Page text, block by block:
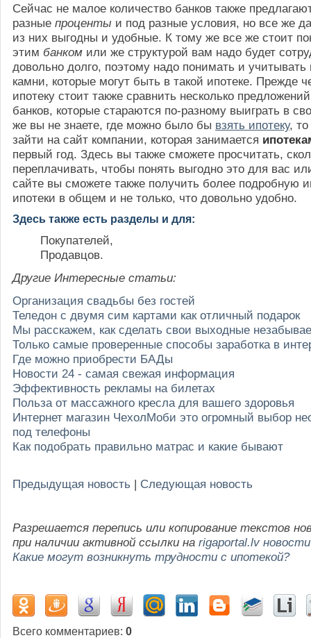
Сейчас не малое количество банков также
разные проценты и под разные условия, но все же
из них выгодны и удобные. К тому же все же стоит
этим банком или же структурой вам надо будет
довольно долго, поэтому надо понимать и
камни, которые могут быть в такой ипотеке. Прежде
ипотеку стоит также сравнить несколько
банков, которые стараются по-разному выиграть в
же вы не знаете, где можно было бы взять ипотеку,
зайти на сайт компании, которая занимается
первый год. Здесь вы также сможете просчитать,
переплачивать, чтобы понять выгодно это для вас
сайте вы сможете также получить более подробную
ипотеки в общем и не только, что довольно удобно.
Здесь также есть разделы и для:
Покупателей,
Продавцов.
Другие Интересные статьи:
Организация свадьбы без гостей
Теледон с двумя сим картами как отличный подарок
Мы расскажем, как сделать свои выходные
Только самые проверенные способы заработка в
Где можно приобрести БАДы
Новости 24 - самая свежая информация
Эффективность рекламы на билетах
Польза от массажного кресла для вашего здоровья
Интернет магазин ЧехолМоби это огромный выбор
под телефоны
Как подобрать правильно матрас и какие бывают
Предыдущая новость | Следующая новость
Разрешается перепись или копирование текстов
при наличии активной ссылки на rigaportal.lv новости
Какие могут возникнуть трудности с ипотекой?
Всего комментариев: 0